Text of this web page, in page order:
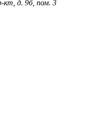
кт, д. 9б, пом. 3